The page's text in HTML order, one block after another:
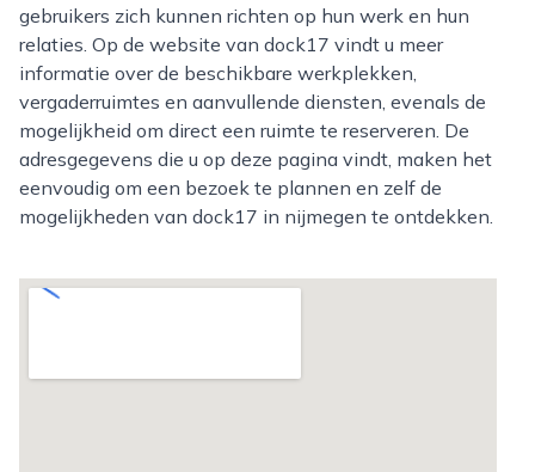
gebruikers zich kunnen richten op hun werk en hun
relaties. Op de website van dock17 vindt u meer
informatie over de beschikbare werkplekken,
vergaderruimtes en aanvullende diensten, evenals de
mogelijkheid om direct een ruimte te reserveren. De
adresgegevens die u op deze pagina vindt, maken het
eenvoudig om een bezoek te plannen en zelf de
mogelijkheden van dock17 in nijmegen te ontdekken.